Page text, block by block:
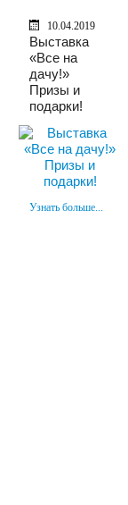
10.04.2019
Выставка
«Все на
дачу!»
Призы и
подарки!
Узнать больше...